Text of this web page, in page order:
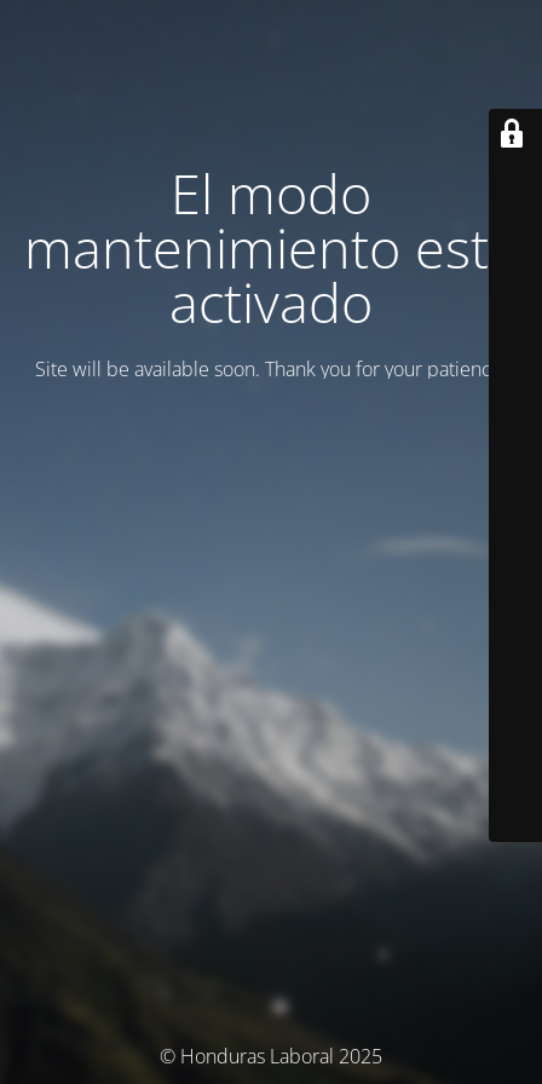
El modo
mantenimiento está
activado
Site will be available soon. Thank you for your patience!
© Honduras Laboral 2025